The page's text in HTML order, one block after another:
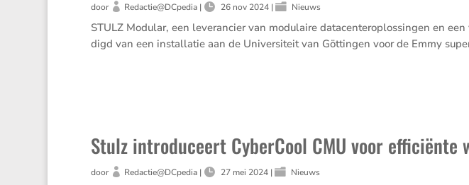
door Redactie@DCpedia| 26 nov 2024| Nieuws
STULZ Modular, een leveran­cier van modulaire datacen­ter­op­los­singen en
digd van een instal­latie aan de Univer­si­teit van Göttingen voor de Emmy
Stulz introduceert CyberCool CMU voor
door Redactie@DCpedia| 27 mei 2024| Nieuws